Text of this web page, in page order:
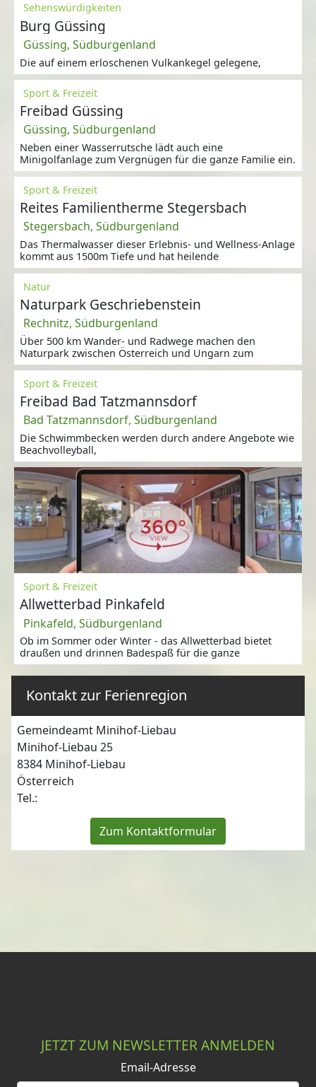
Sehenswürdigkeiten
Burg Güssing
Güssing, Südburgenland
Die auf einem erloschenen Vulkankegel gelegene,
Sport & Freizeit
Freibad Güssing
Güssing, Südburgenland
Neben einer Wasserrutsche lädt auch eine
Minigolfanlage zum Vergnügen für die ganze Familie ein.
Sport & Freizeit
Reites Familientherme Stegersbach
Stegersbach, Südburgenland
Das Thermalwasser dieser Erlebnis- und Wellness-Anlage
kommt aus 1500m Tiefe und hat heilende
Natur
Naturpark Geschriebenstein
Rechnitz, Südburgenland
Über 500 km Wander- und Radwege machen den
Naturpark zwischen Österreich und Ungarn zum
Sport & Freizeit
Freibad Bad Tatzmannsdorf
Bad Tatzmannsdorf, Südburgenland
Die Schwimmbecken werden durch andere Angebote wie
Beachvolleyball,
Sport & Freizeit
Allwetterbad Pinkafeld
Pinkafeld, Südburgenland
Ob im Sommer oder Winter - das Allwetterbad bietet
draußen und drinnen Badespaß für die ganze
Kontakt zur Ferienregion
Gemeindeamt Minihof-Liebau
Minihof-Liebau 25
8384 Minihof-Liebau
Österreich
Tel.:
Zum Kontaktformular
JETZT ZUM NEWSLETTER ANMELDEN
Email-Adresse